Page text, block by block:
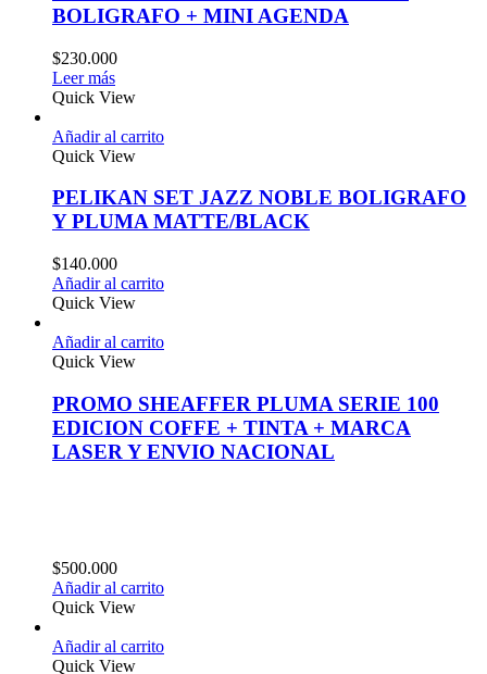
BOLIGRAFO + MINI AGENDA
$230.000
Leer más
Quick View
Añadir al carrito
Quick View
PELIKAN SET JAZZ NOBLE BOLIGRAFO
Y PLUMA MATTE/BLACK
$140.000
Añadir al carrito
Quick View
Añadir al carrito
Quick View
PROMO SHEAFFER PLUMA SERIE 100
EDICION COFFE + TINTA + MARCA
LASER Y ENVIO NACIONAL
$500.000
Añadir al carrito
Quick View
Añadir al carrito
Quick View